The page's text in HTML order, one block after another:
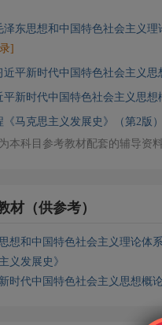
泽东思想和中国特色社会主义
]
近平新时代中国特色社会主义
平新时代中国特色社会主义思
《马克思主义发展史》（第2版
本科目参考教材配套的辅导资
材（供参考）
想和中国特色社会主义理论体
义发展史》
时代中国特色社会主义思想概